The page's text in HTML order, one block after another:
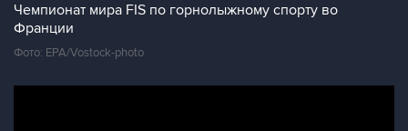
Чемпионат мира FIS по горнолыжному спорту во
Франции
Фото: EPA/Vostock-photo